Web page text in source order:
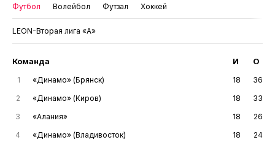
Футбол Волейбол Футзал Хоккей
LEON-Вторая лига «А»
Команда И О
1 «Динамо» (Брянск) 18
36
2
«Динамо» (Киров) 18
33
3
«Алания» 18
26
4
«Динамо» (Владивосток) 18
24